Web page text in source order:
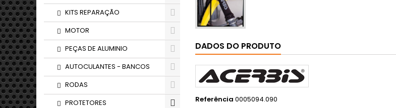
KITS REPARAÇÃO
MOTOR
PEÇAS DE ALUMINIO
AUTOCULANTES - BANCOS
RODAS
PROTETORES
DADOS DO PRODUTO
Referência 0005094.090